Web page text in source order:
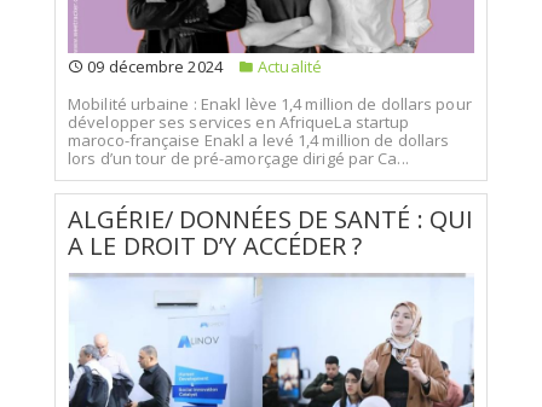
09 décembre 2024
Actualité
Mobilité urbaine : Enakl lève 1,4 million de dollars pour
développer ses services en AfriqueLa startup
maroco-française Enakl a levé 1,4 million de dollars
lors d’un tour de pré-amorçage dirigé par Ca...
ALGÉRIE/ DONNÉES DE SANTÉ : QUI
A LE DROIT D’Y ACCÉDER ?